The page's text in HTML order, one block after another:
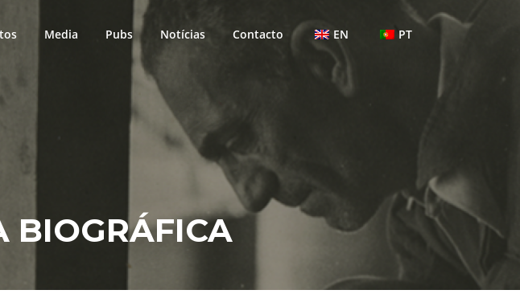
Media Pubs Notícias Contacto EN PT
BIOGRÁFICA